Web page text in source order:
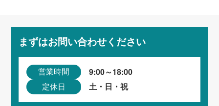
まずはお問い合わせください
営業時間 9:00～18:00
定休日 土・日・祝